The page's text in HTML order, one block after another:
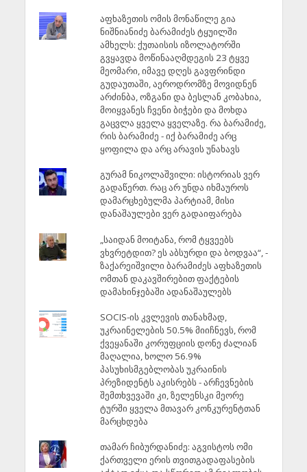
აფხაზეთის ომის მონაწილე გია
ნიშნიანიძე ბარამიძეს ტყუილში
ამხელს: ქუთაისის იზოლატორში
გვყავდა მოწინააღმდეგის 23 ტყვე
მეომარი, იმავე დღეს გავფრინდი
გუდაუთაში, აეროდრომზე მოვიდნენ
არძინბა, ოზგანი და ბესლან კობახია,
მოიყვანეს ჩვენი ბიჭები და მოხდა
გაცვლა ყველა ყველაზე. რა ბარამიძე,
რის ბარამიძე - იქ ბარამიძე არც
ყოფილა და არც არავის უნახავს
გურამ ნიკოლაშვილი: ისტორიას ვერ
გადაწერთ. რაც არ უნდა იხმაუროს
დამარცხებულმა პარტიამ, მისი
დანაშაულები ვერ გადაიფარება
„საიდან მოიტანა, რომ ტყვეებს
ვხვრეტდით? ეს აბსურდი და ბოდვაა“, -
ზაქარეიშვილი ბარამიძეს აფხაზეთის
ომთან დაკავშირებით ფაქტების
დამახინჯებაში ადანაშაულებს
SOCIS-ის კვლევის თანახმად,
უკრაინელების 50.5% მიიჩნევს, რომ
ქვეყანაში კორუფციის დონე ძალიან
მაღალია, ხოლო 56.9%
პასუხისმგებლობას უკრაინის
პრეზიდენტს აკისრებს - არჩევნების
შემთხვევაში კი, ზელენსკი მეორე
ტურში ყველა მთავარ კონკურენტთან
მარცხდება
თამარ ჩიბურდანიძე: აგვისტოს ომი
ქართველი ერის თვითგადაფასების